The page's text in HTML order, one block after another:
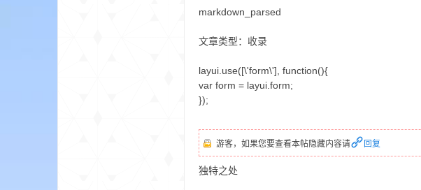
markdown_parsed
文章类型：收录
layui.use([\'form\'], function(){
var form = layui.form;
});
游客，如果您要查看本帖隐藏内容请 回复
独特之处